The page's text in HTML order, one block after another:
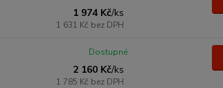
1 974 Kč/ks
1 631 Kč bez DPH
2 160 Kč/ks
1 785 Kč bez DPH
Dostupné